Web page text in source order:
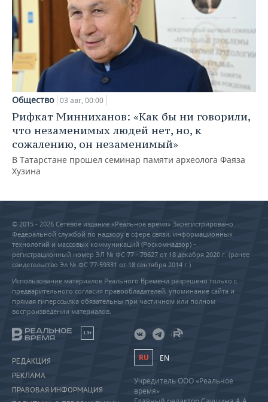
Общество 03 авг, 00:00
Рифкат Минниханов: «Как бы ни говорили,
что незаменимых людей нет, но, к
сожалению, он незаменимый»
В Татарстане прошел семинар памяти археолога Фаяза
Хузина
© 2015 - 2026 Сетевое издание «Реальное время» Зарегистрировано
Федеральной службой по надзору в сфере связи, информационных
технологий и массовых коммуникаций (Роскомнадзор) –
регистрационный номер ЭЛ № ФС 77 - 79627 от 18 декабря 2020 г. (ранее
свидетельство Эл № ФС 77-59331 от 18 сентября 2014 г.)
Использование материалов Реального Времени разрешено только с
предварительного согласия правообладателей, упоминание сайта и
прямая гиперссылка обязательны при частичном или полном
воспроизведении материалов.
18+
РЕДАКЦИЯ
РЕКЛАМА
ПРАВОВАЯ ИНФОРМАЦИЯ
RU EN
Учредитель ООО «Реальное
время»